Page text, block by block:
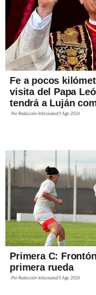
Fe a pocos
visita del Papa
tendrá a Luján
PorRedacción Infociudad5 Ago 2026
Primera C:
primera rueda
PorRedacción Infociudad5 Ago 2026